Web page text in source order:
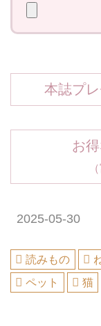
本誌プ
お
（
2025-05-30
読みもの
ペット
猫